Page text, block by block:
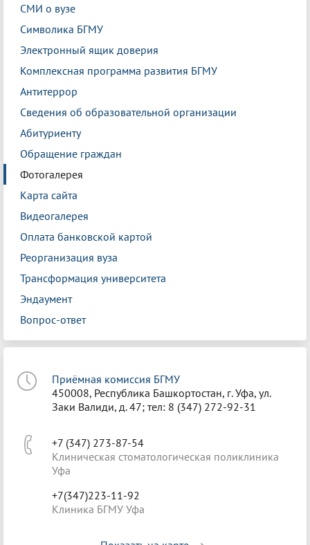
СМИ о вузе
Символика БГМУ
Электронный ящик доверия
Комплексная программа развития БГМУ
Антитеррор
Сведения об образовательной организации
Абитуриенту
Обращение граждан
Фотогалерея
Карта сайта
Видеогалерея
Оплата банковской картой
Реорганизация вуза
Трансформация университета
Эндаумент
Вопрос-ответ
Приёмная комиссия БГМУ
450008, Республика Башкортостан, г. Уфа, ул.
Заки Валиди, д. 47; тел: 8 (347) 272-92-31
+7 (347) 273-87-54
Клиническая стоматологическая поликлиника
Уфа
+7(347)223-11-92
Клиника БГМУ Уфа